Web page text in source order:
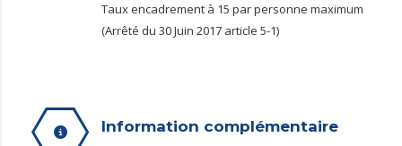
Taux encadrement à 15 par personne maximum
(Arrêté du 30 Juin 2017 article 5-1)
Information complémentaire